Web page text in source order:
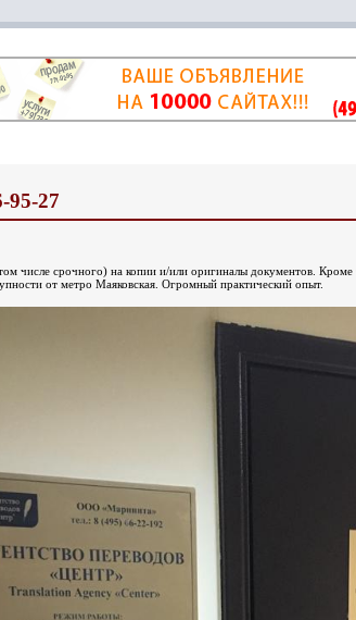
95-27
числе срочного) на копии и/или оригиналы документов.
от метро Маяковская. Огромный практический опыт.